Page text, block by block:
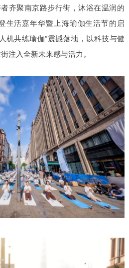
齐聚南京路步行街，沐浴在温润的
生活嘉年华暨上海瑜伽生活节的启
机共练瑜伽”震撼落地，以科技与健
注入全新未来感与活力。